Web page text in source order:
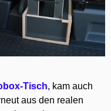
Tisch, kam auch
aus den realen